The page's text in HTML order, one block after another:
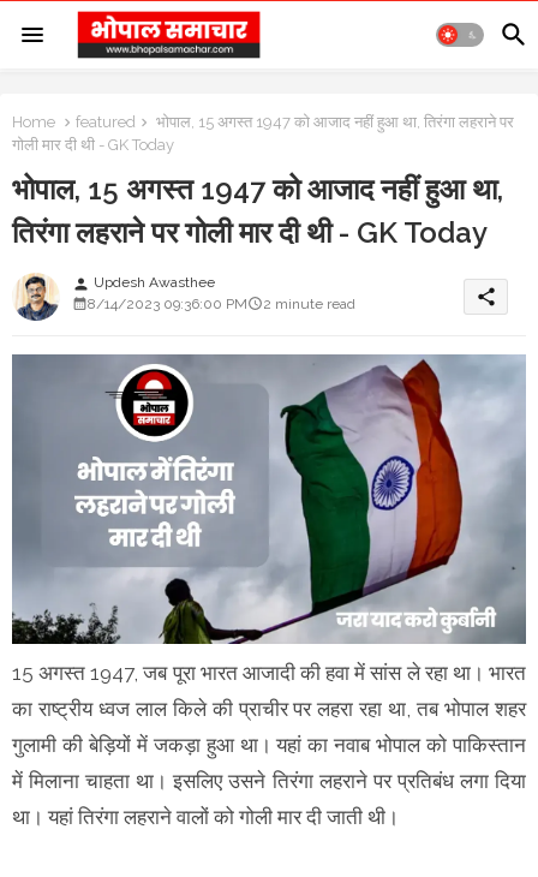
Home featured
भोपाल, 15 अगस्त 1947 को आजाद नहीं हुआ था, तिरंगा लहराने पर
गोली मार दी थी - GK Today
भोपाल, 15 अगस्त 1947 को आजाद नहीं हुआ था,
तिरंगा लहराने पर गोली मार दी थी - GK Today
person Updesh Awasthee
8/14/2023 09:36:00 PM
2 minute read share
15 अगस्त 1947, जब पूरा भारत आजादी की हवा में सांस ले रहा था। भारत
का राष्ट्रीय ध्वज लाल किले की प्राचीर पर लहरा रहा था, तब भोपाल शहर
गुलामी की बेड़ियों में जकड़ा हुआ था। यहां का नवाब भोपाल को पाकिस्तान
में मिलाना चाहता था। इसलिए उसने तिरंगा लहराने पर प्रतिबंध लगा दिया
था। यहां तिरंगा लहराने वालों को गोली मार दी जाती थी।